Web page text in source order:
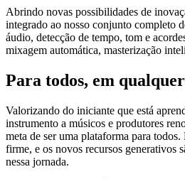
Abrindo novas possibilidades de
integrado ao nosso conjunto completo
áudio, detecção de tempo, tom e
mixagem automática, masterização
Para todos, em
Valorizando do iniciante que está
instrumento a músicos e produtores
meta de ser uma plataforma para todos.
firme, e os novos recursos generativos
nessa jornada.